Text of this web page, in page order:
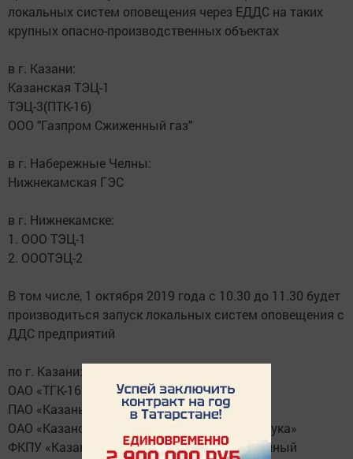
локальных систем оповещения через ЕДДС на таких
крупных опасно-производственных объектах
в г. Казани:
Казанская ТЭЦ-1
ТЭЦ-3(ПТК-16)
ООО "Газпром Сжиженный газ"
в г. Набережные Челны:
Нижнекамская ГЭС
в г. Нижнекамске:
1. ООО ТЭЦ-1
2. ОООТЭЦ-2
В том числе, 1 октября 2019 года с 10.30 до 11.30 будет
производиться запуск локальных систем оповещения с
ДДС предприятий
по г. Казани:
ОАО «ТГК-16» Казанская ТЭЦ-3
ПАО «Казаньоргсинтез»
ОАО «Казанский завод синтетического каучука»
ФКПУ «Казанский государственный казенный